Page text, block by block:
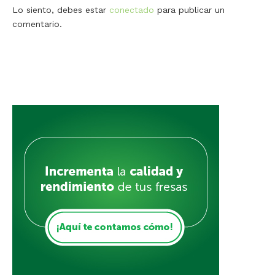
Lo siento, debes estar conectado para publicar un
comentario.